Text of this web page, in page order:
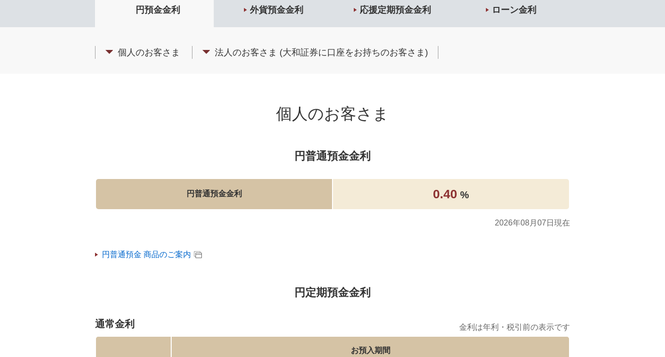
円預金金利 外貨預金金利 応援定期預金金利 ローン金利
個人のお客さま 法人のお客さま (大和証券に口座をお持ちのお客さま)
個人のお客さま
円普通預金金利
円普通預金金利 0.40 %
2026年08月07日現在
円普通預金 商品のご案内
円定期預金金利
通常金利 金利は年利・税引前の表示です
お預入期間